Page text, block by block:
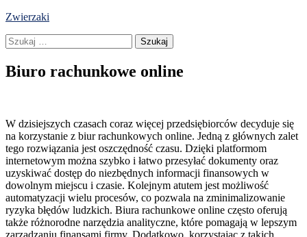
Skip
content
Zwierzaki
Szukaj:
Biuro rachunkowe online
W dzisiejszych czasach coraz więcej przedsiębiorców decyduje się
na korzystanie z biur rachunkowych online. Jedną z głównych zalet
tego rozwiązania jest oszczędność czasu. Dzięki platformom
internetowym można szybko i łatwo przesyłać dokumenty oraz
uzyskiwać dostęp do niezbędnych informacji finansowych w
dowolnym miejscu i czasie. Kolejnym atutem jest możliwość
automatyzacji wielu procesów, co pozwala na zminimalizowanie
ryzyka błędów ludzkich. Biura rachunkowe online często oferują
także różnorodne narzędzia analityczne, które pomagają w lepszym
zarządzaniu finansami firmy. Dodatkowo, korzystając z takich